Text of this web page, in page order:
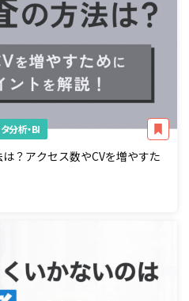
分析・BI
？アクセス数やCVを増やすた